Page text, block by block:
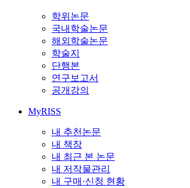
학위논문
국내학술논문
해외학술논문
학술지
단행본
연구보고서
공개강의
MyRISS
내 추천논문
내 책장
내 최근 본 논문
내 저작물관리
내 구매·신청 현황